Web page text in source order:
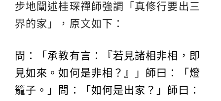
步地闡述桂琛禪師強調「真修行要出三
界的家」，原文如下：
問：「承教有言：『若見諸相非相，即
見如來。如何是非相？』」師曰：「燈
籠子。」問：「如何是出家？」師曰：